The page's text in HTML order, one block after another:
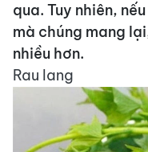
qua. Tuy nhiên,
mà chúng mang
nhiều hơn.
Rau lang